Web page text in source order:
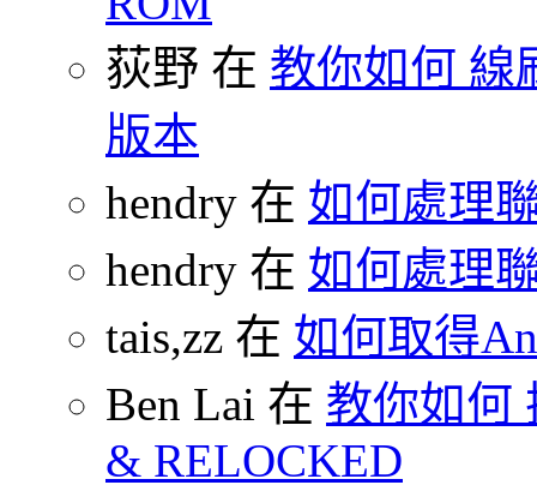
荻野 在 教你如何 線
版本
hendry 在 如何處理
hendry 在 如何處理
tais,zz 在 如何取得
Ben Lai 在 教你如何
& RELOCKED